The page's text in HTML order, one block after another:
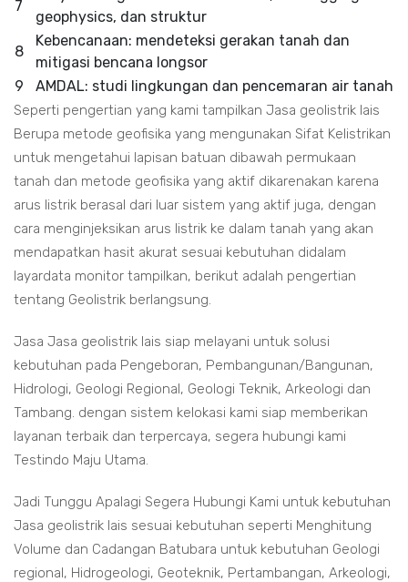
7
geophysics, dan struktur
8
Kebencanaan: mendeteksi gerakan tanah dan
mitigasi bencana longsor
9
AMDAL: studi lingkungan dan pencemaran air tanah
Seperti pengertian yang kami tampilkan Jasa geolistrik lais
Berupa metode geofisika yang mengunakan Sifat Kelistrikan
untuk mengetahui lapisan batuan dibawah permukaan
tanah dan metode geofisika yang aktif dikarenakan karena
arus listrik berasal dari luar sistem yang aktif juga, dengan
cara menginjeksikan arus listrik ke dalam tanah yang akan
mendapatkan hasit akurat sesuai kebutuhan didalam
layardata monitor tampilkan, berikut adalah pengertian
tentang Geolistrik berlangsung.
Jasa Jasa geolistrik lais siap melayani untuk solusi
kebutuhan pada Pengeboran, Pembangunan/Bangunan,
Hidrologi, Geologi Regional, Geologi Teknik, Arkeologi dan
Tambang. dengan sistem kelokasi kami siap memberikan
layanan terbaik dan terpercaya, segera hubungi kami
Testindo Maju Utama.
Jadi Tunggu Apalagi Segera Hubungi Kami untuk kebutuhan
Jasa geolistrik lais sesuai kebutuhan seperti Menghitung
Volume dan Cadangan Batubara untuk kebutuhan Geologi
regional, Hidrogeologi, Geoteknik, Pertambangan, Arkeologi,